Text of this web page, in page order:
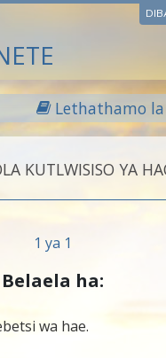
Lethathamo
KUTLWISISO YA
1 ya 1
ha:
wa hae.